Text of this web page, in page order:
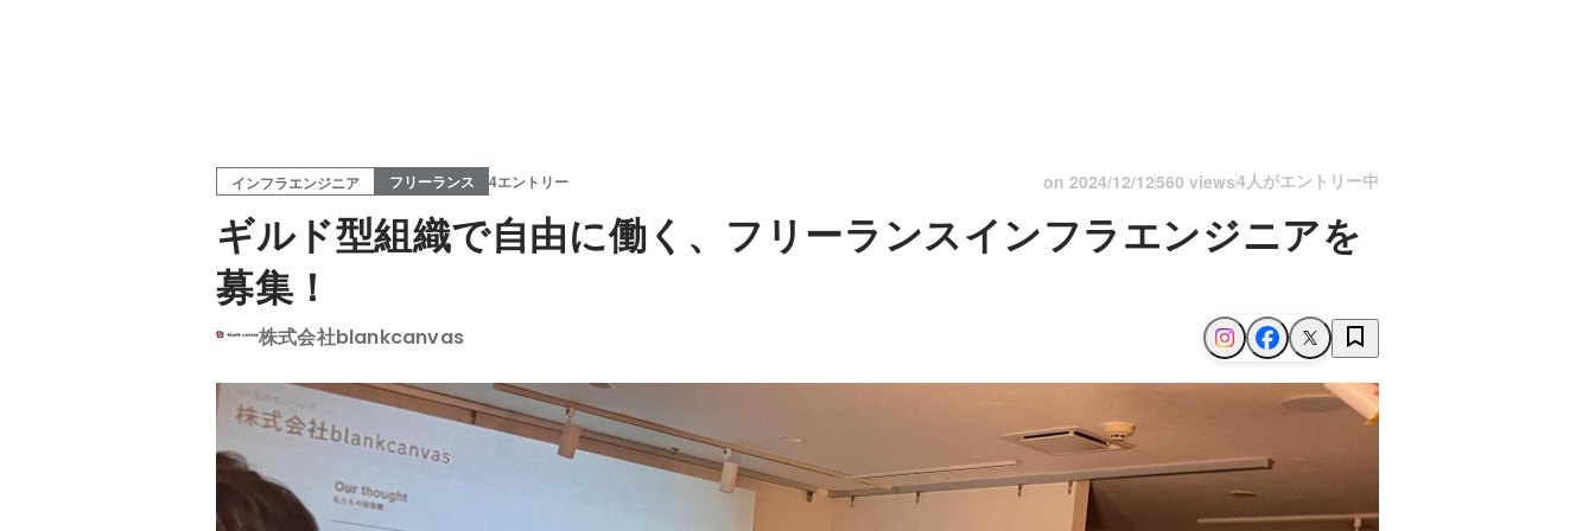
インフラエンジニア フリーランス 4エントリー on 2024/12/12560 views4人がエントリー中
ギルド型組織で自由に働く、フリーランスインフラエンジニアを
募集！
株式会社blankcanvas